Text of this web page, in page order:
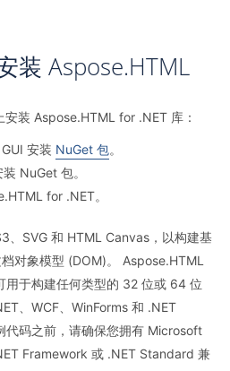
装 Aspose.HTML
装 Aspose.HTML for .NET 库：
安装 NuGet 包。
NuGet 包。
for .NET。
、SVG 和 HTML Canvas，以构建基
对象模型 (DOM)。 Aspose.HTML
于构建任何类型的 32 位或 64 位
、WCF、WinForms 和 .NET
代码之前，请确保您拥有 Microsoft
Framework 或 .NET Standard 兼